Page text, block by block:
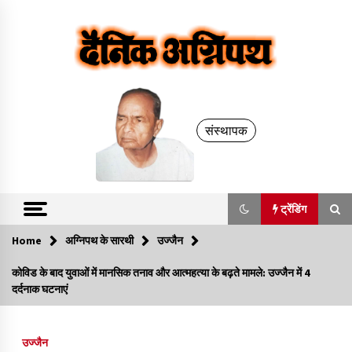
संस्थापक
Dainik Agnipath..
ट्रेंडिंग
ट्रेंडिंग
Home अग्निपथ के सारथी उज्जैन
कोविड के बाद युवाओं में मानसिक तनाव और आत्महत्या के बढ़ते मामले: उज्जैन में 4
दर्दनाक घटनाएं
उज्जैन